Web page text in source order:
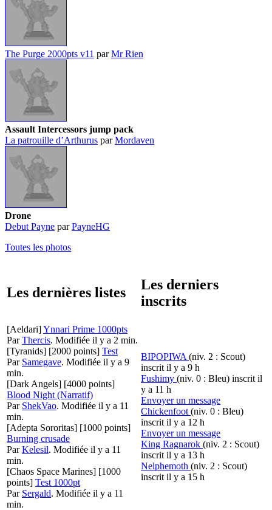
The Purge 2000pts v11 parMr Rien
Assault Intercessors jump pack
La patrouille d’Arthurus parMordaven
Drone
Debut Payne parPayneHG
Toutes les photos
Les dernières listes
Les derniers
inscrits
[Aeldari]Ynnari Prime 1000pts
ParThercis. Modifiée il y a 2 min.
[Tyranids] [2000 points] Test
Par Samegave. Modifiée il y a 9
min.
[Dark Angels] [4000 points]
Blood Night (Narratif)
Par ShekVao. Modifiée il y a 11
min.
[Adepta Sororitas] [1000 points]
Burning crusade
ParKelesil. Modifiée il y a 11
min.
[Chaos Space Marines] [1000
points] Test 1000pt
Par Sergald. Modifiée il y a 11
min.
BIPOPIWA (niv. 2 : Scout)
inscrit il y a 9 h
Fushimy (niv. 0 : Bleu) inscrit il
y a 11 h
Envoyer un message
Chickenfoot (niv. 0 : Bleu)
inscrit il y a 12 h
Envoyer un message
King Ragnarok (niv. 2 : Scout)
inscrit il y a 13 h
Nelphemoth (niv. 2 : Scout)
inscrit il y a 15 h